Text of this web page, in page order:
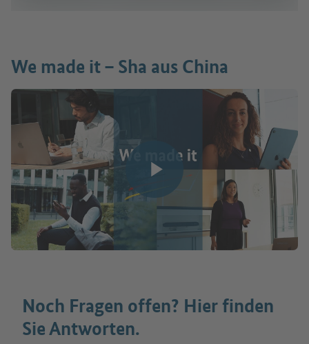
Video abspielen
We made it – Sha aus China
Noch Fragen offen? Hier finden
Sie Antworten.